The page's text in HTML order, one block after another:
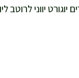
יווני לרוטב